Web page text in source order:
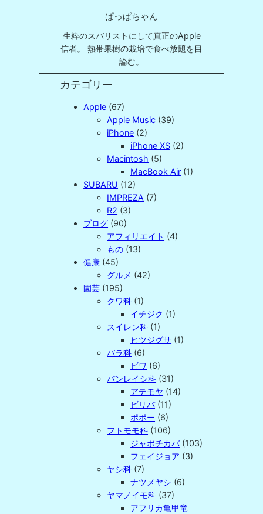
ぱっぱちゃん
生粋のスバリストにして真正のApple
信者。 熱帯果樹の栽培で食べ放題を目
論む。
カテゴリー
Apple (67)
Apple Music (39)
iPhone (2)
iPhone XS (2)
Macintosh (5)
MacBook Air (1)
SUBARU (12)
IMPREZA (7)
R2 (3)
ブログ (90)
アフィリエイト (4)
もの (13)
健康 (45)
グルメ (42)
園芸 (195)
クワ科 (1)
イチジク (1)
スイレン科 (1)
ヒツジグサ (1)
バラ科 (6)
ビワ (6)
バンレイシ科 (31)
アテモヤ (14)
ビリバ(11)
ポポー (6)
フトモモ科 (106)
ジャボチカバ(103)
フェイジョア (3)
ヤシ科 (7)
ナツメヤシ (6)
ヤマノイモ科 (37)
アフリカ亀甲竜